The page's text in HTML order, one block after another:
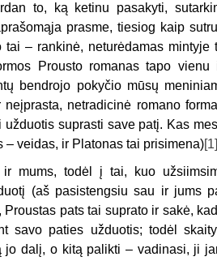
to, ką ketinu pasakyti,
prasme, tiesiog kaip
– rankinė, neturėdamas mintyje
Prousto romanas tapo vienu
bendrojo pokyčio mūsų
netradicinė romano
suprasti save patį. Kas
veidas, ir Platonas tai prisimena)[1]
mums, todėl į tai, kuo
(aš pasistengsiu sau ir jums
pats tai suprato ir sakė,
savo paties užduotis; todėl
dalį, o kitą palikti – vadinasi, ji